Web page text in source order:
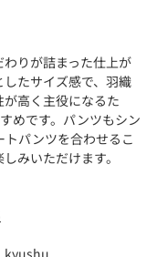
りが詰まった仕上が
たサイズ感で、羽織
高く主役になるた
めです。パンツもシン
パンツを合わせるこ
みいただけます。